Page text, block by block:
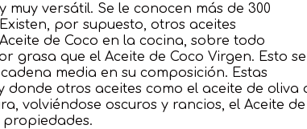
muy versátil. Se le conocen más de 300
por supuesto, otros aceites
de Coco en la cocina, sobre todo
grasa que el Aceite de Coco Virgen. Esto se
media en su composición. Estas
donde otros aceites como el aceite de oliva
volviéndose oscuros y rancios, el Aceite de